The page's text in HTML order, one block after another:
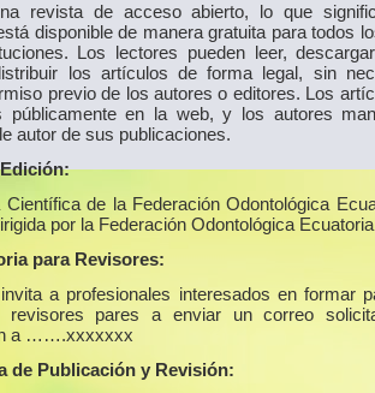
revista de acceso abierto, lo que
disponible de manera gratuita para todos
Los lectores pueden leer,
los artículos de forma legal, sin
previo de los autores o editores. Los
públicamente en la web, y los autores
autor de sus publicaciones.
Científica de la Federación Odontológica
por la Federación Odontológica
para Revisores:
a profesionales interesados en formar
revisores pares a enviar un correo
a …….xxxxxxx
de Publicación y Revisión: